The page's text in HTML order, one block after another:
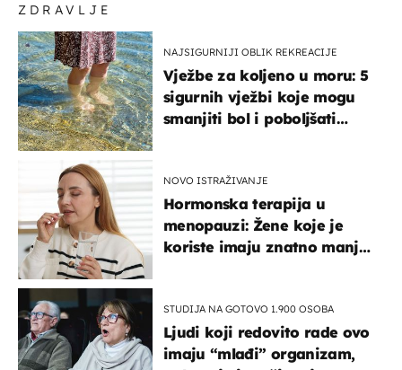
ZDRAVLJE
NAJSIGURNIJI OBLIK REKREACIJE
Vježbe za koljeno u moru: 5
sigurnih vježbi koje mogu
smanjiti bol i poboljšati
NOVO ISTRAŽIVANJE
Hormonska terapija u
menopauzi: Žene koje je
koriste imaju znatno manji
STUDIJA NA GOTOVO 1.900 OSOBA
Ljudi koji redovito rade ovo
imaju “mlađi” organizam,